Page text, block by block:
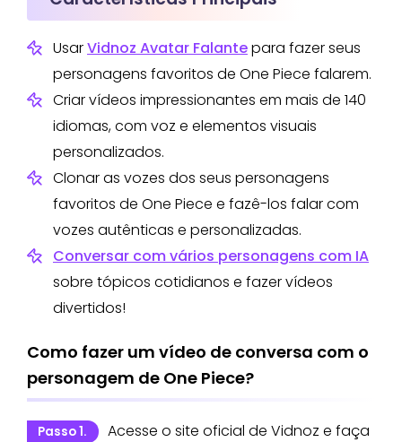
UsarVidnoz Avatar Falantepara fazer seus
personagens favoritos de One Piece falarem.
Criar vídeos impressionantes em mais de 140
idiomas, com voz e elementos visuais
personalizados.
Clonar as vozes dos seus personagens
favoritos de One Piece e fazê-los falar com
vozes autênticas e personalizadas.
Conversar com vários personagens com IA
sobre tópicos cotidianos e fazer vídeos
divertidos!
Como fazer um vídeo de conversa com o
personagem de One Piece?
Passo 1.
Acesse o site oficial de Vidnoz e faça